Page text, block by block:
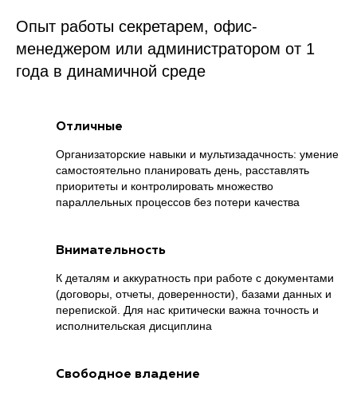
Опыт работы секретарем, офис-
менеджером или администратором от 1
года в динамичной среде
Отличные
Организаторские навыки и мультизадачность: умение
самостоятельно планировать день, расставлять
приоритеты и контролировать множество
параллельных процессов без потери качества
Внимательность
К деталям и аккуратность при работе с документами
(договоры, отчеты, доверенности), базами данных и
перепиской. Для нас критически важна точность и
исполнительская дисциплина
Свободное владение